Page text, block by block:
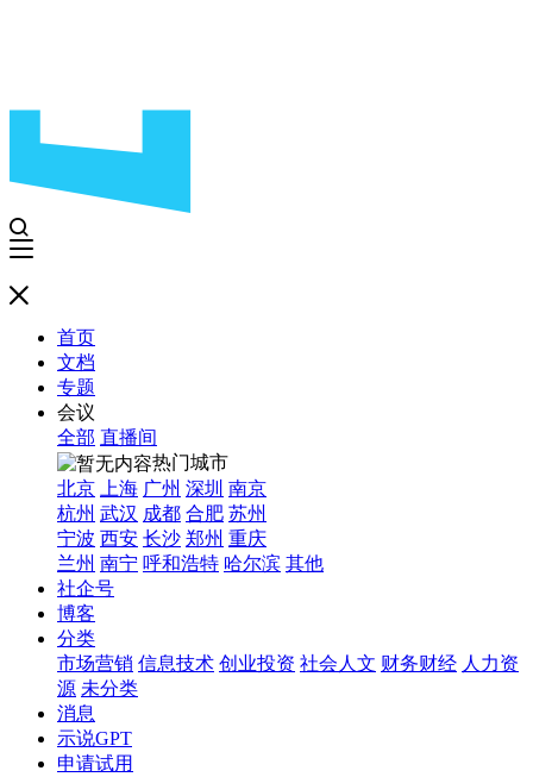
首页
文档
专题
会议
全部 直播间
热门城市
北京
上海 广州 深圳 南京
杭州 武汉 成都 合肥 苏州
宁波 西安 长沙 郑州 重庆
兰州 南宁 呼和浩特 哈尔滨 其他
社企号
博客
分类
市场营销 信息技术 创业投资 社会人文 财务财经 人力资
源 未分类
消息
示说GPT
申请试用